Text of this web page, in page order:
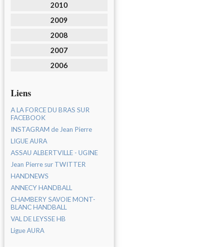
2010
2009
2008
2007
2006
Liens
A LA FORCE DU BRAS SUR
FACEBOOK
INSTAGRAM de Jean Pierre
LIGUE AURA
ASSAU ALBERTVILLE - UGINE
Jean Pierre sur TWITTER
HANDNEWS
ANNECY HANDBALL
CHAMBERY SAVOIE MONT-
BLANC HANDBALL
VAL DE LEYSSE HB
Ligue AURA